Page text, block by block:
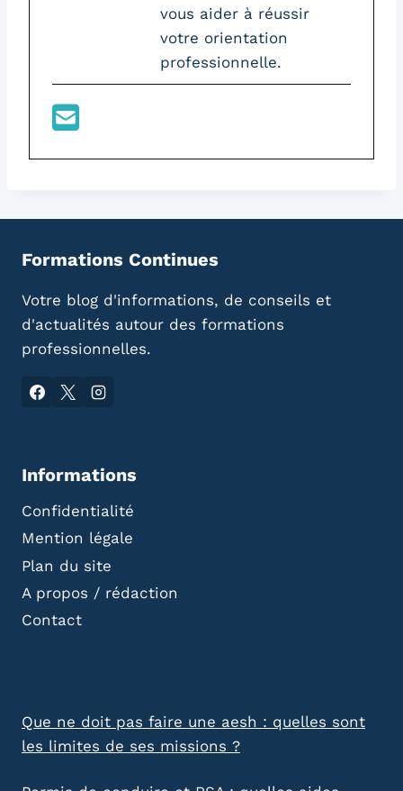
vous aider à réussir
votre orientation
professionnelle.
Formations Continues
Votre blog d'informations, de conseils et
d'actualités autour des formations
professionnelles.
Informations
Confidentialité
Mention légale
Plan du site
A propos / rédaction
Contact
Que ne doit pas faire une aesh : quelles sont
les limites de ses missions ?